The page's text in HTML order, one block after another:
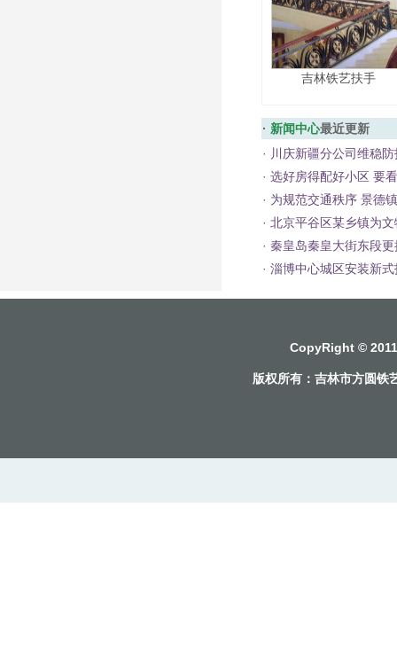
吉林铁艺扶手
· 新闻中心最近更新
· 川庆新疆分公司维稳
· 选好房得配好小区 要
· 为规范交通秩序 景德
· 北京平谷区某乡镇为
· 秦皇岛秦皇大街东段
· 淄博中心城区安装新
CopyRight ©
版权所有： 吉林市方圆铁